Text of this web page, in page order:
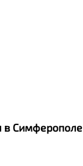
в Симферополе